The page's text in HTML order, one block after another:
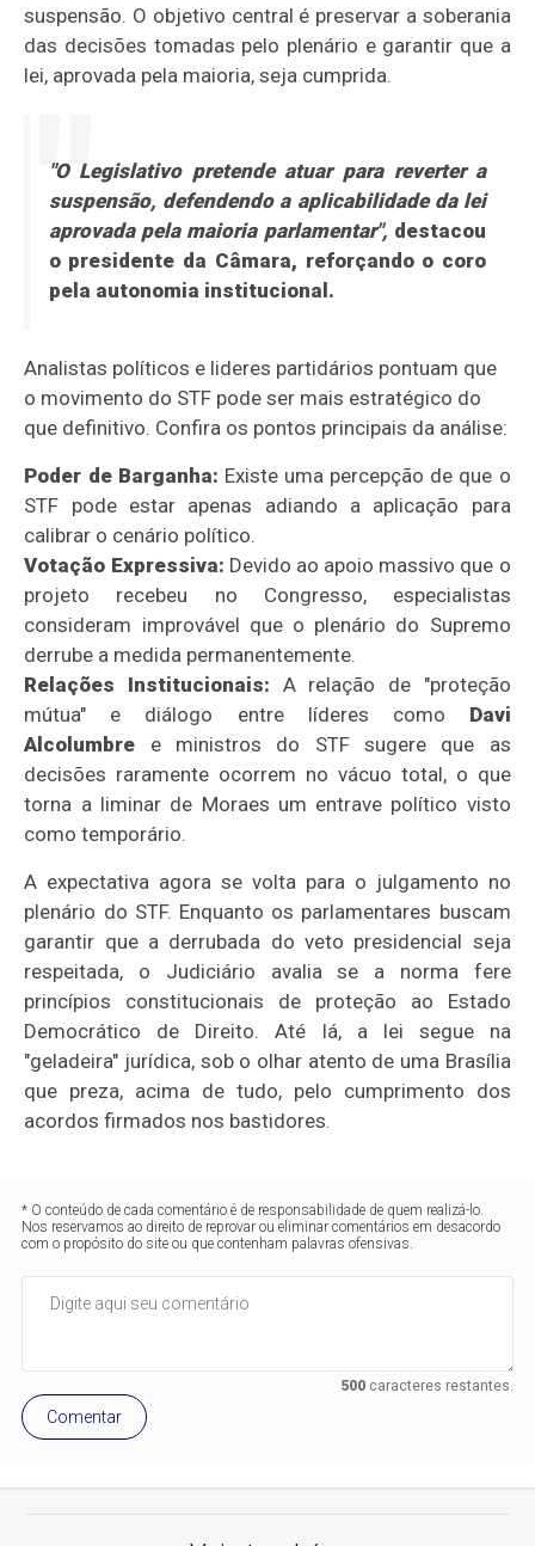
suspensão. O objetivo central é preservar a soberania
das decisões tomadas pelo plenário e garantir que a
lei, aprovada pela maioria, seja cumprida.
"O Legislativo pretende atuar para reverter a
suspensão, defendendo a aplicabilidade da lei
aprovada pela maioria parlamentar", destacou
o presidente da Câmara, reforçando o coro
pela autonomia institucional.
Analistas políticos e lideres partidários pontuam que
o movimento do STF pode ser mais estratégico do
que definitivo. Confira os pontos principais da análise:
Poder de Barganha: Existe uma percepção de que o
STF pode estar apenas adiando a aplicação para
calibrar o cenário político.
Votação Expressiva: Devido ao apoio massivo que o
projeto recebeu no Congresso, especialistas
consideram improvável que o plenário do Supremo
derrube a medida permanentemente.
Relações Institucionais: A relação de "proteção
mútua" e diálogo entre líderes como Davi
Alcolumbre e ministros do STF sugere que as
decisões raramente ocorrem no vácuo total, o que
torna a liminar de Moraes um entrave político visto
como temporário.
A expectativa agora se volta para o julgamento no
plenário do STF. Enquanto os parlamentares buscam
garantir que a derrubada do veto presidencial seja
respeitada, o Judiciário avalia se a norma fere
princípios constitucionais de proteção ao Estado
Democrático de Direito. Até lá, a lei segue na
"geladeira" jurídica, sob o olhar atento de uma Brasília
que preza, acima de tudo, pelo cumprimento dos
acordos firmados nos bastidores.
* O conteúdo de cada comentário é de responsabilidade de quem realizá-lo.
Nos reservamos ao direito de reprovar ou eliminar comentários em desacordo
com o propósito do site ou que contenham palavras ofensivas.
500caracteres restantes.
Comentar